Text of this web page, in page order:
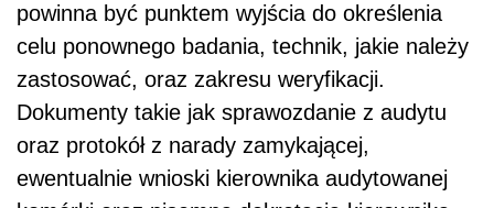
powinna być punktem wyjścia do określenia
celu ponownego badania, technik, jakie należy
zastosować, oraz zakresu weryfikacji.
Dokumenty takie jak sprawozdanie z audytu
oraz protokół z narady zamykającej,
ewentualnie wnioski kierownika audytowanej